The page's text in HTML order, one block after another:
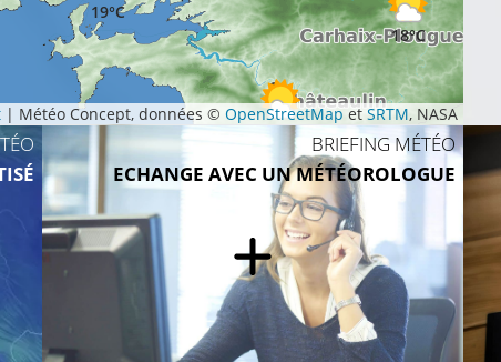
21°C
19°C
20°C
21°C
18°C
22°C
| Météo Concept, données © OpenStreetMapet SRTM, NASA
BRIEFING MÉTÉO
ECHANGE AVEC UN MÉTÉOROLOGUE